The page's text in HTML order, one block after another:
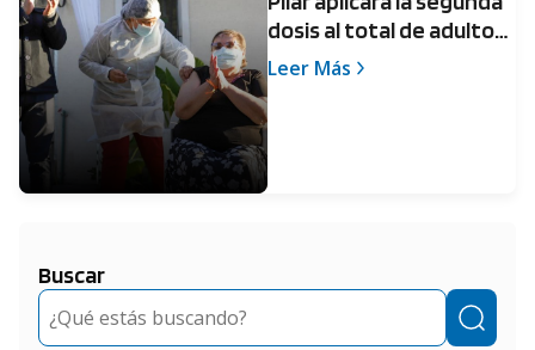
dosis al total de adultos
mayores en hogares
Leer Más
Buscar
Buscar